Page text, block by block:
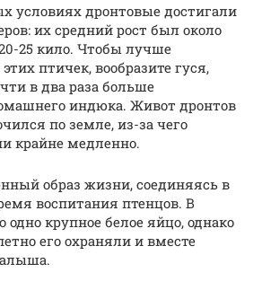
условиях дронтовые достигали
их средний рост был около
25 кило. Чтобы лучше
птичек, вообразите гуся,
в два раза больше
индюка. Живот дронтов
по земле, из-за чего
крайне медленно.
образ жизни, соединяясь в
воспитания птенцов. В
одно крупное белое яйцо, однако
его охраняли и вместе